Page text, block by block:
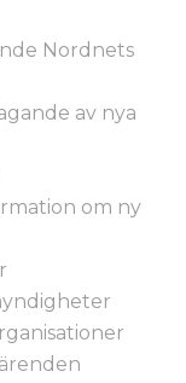
Nordnets
av nya
om ny